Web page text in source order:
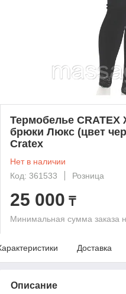
Термобелье CRATEX
брюки Люкс (цвет
Cratex
Нет в наличии
Код: 361533
Розница
25 000 ₸
Минимальная сумма заказа
Доставка
Описание